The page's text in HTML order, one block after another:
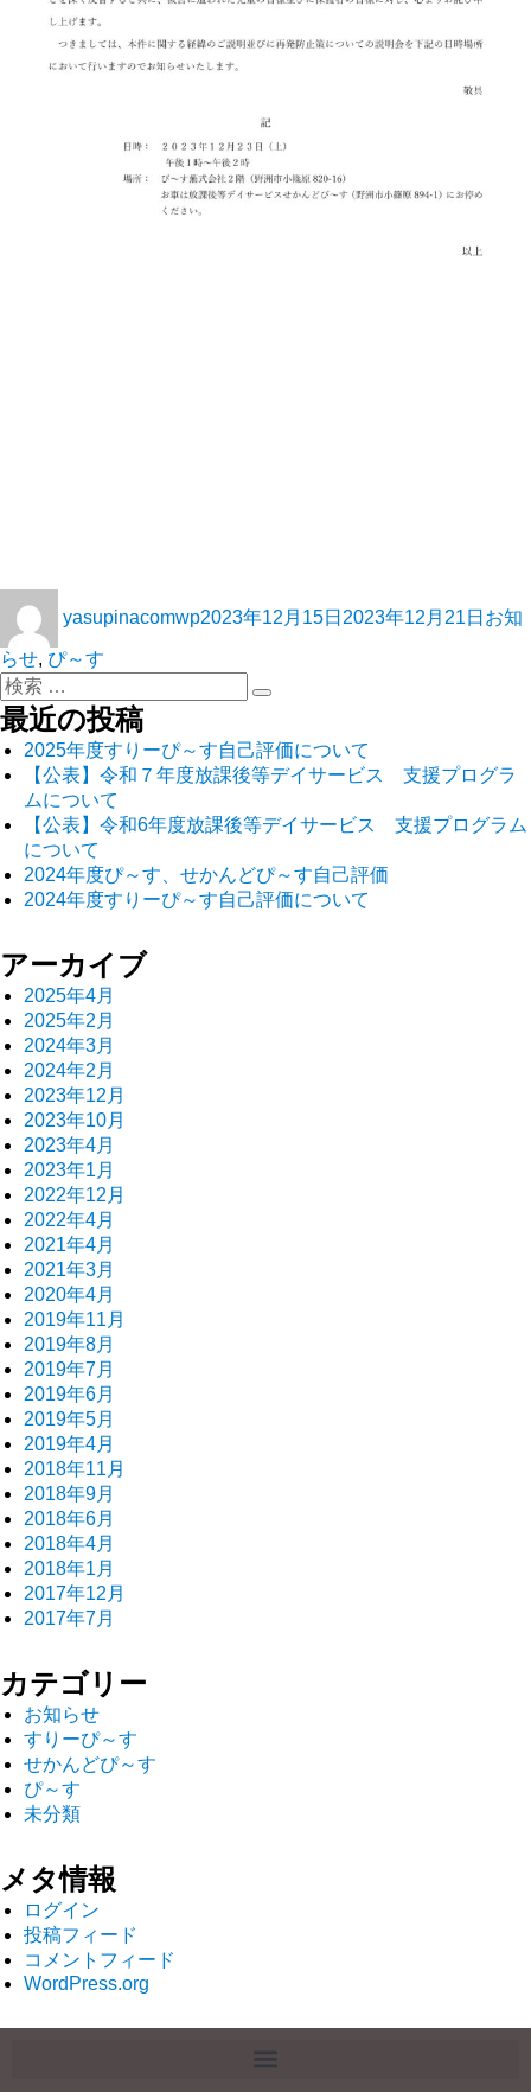
yasupinacomwp2023年12月15日 2023年12月21日 お知
らせ, ぴ～す
最近の投稿
2025年度すりーぴ～す自己評価について
【公表】令和７年度放課後等デイサービス 支援プログラ
ムについて
【公表】令和6年度放課後等デイサービス 支援プログラム
について
2024年度ぴ～す、せかんどぴ～す自己評価
2024年度すりーぴ～す自己評価について
アーカイブ
2025年4月
2025年2月
2024年3月
2024年2月
2023年12月
2023年10月
2023年4月
2023年1月
2022年12月
2022年4月
2021年4月
2021年3月
2020年4月
2019年11月
2019年8月
2019年7月
2019年6月
2019年5月
2019年4月
2018年11月
2018年9月
2018年6月
2018年4月
2018年1月
2017年12月
2017年7月
カテゴリー
お知らせ
すりーぴ～す
せかんどぴ～す
ぴ～す
未分類
メタ情報
ログイン
投稿フィード
コメントフィード
WordPress.org